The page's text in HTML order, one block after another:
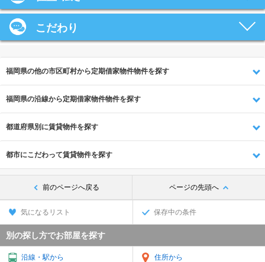
こだわり
福岡県の他の市区町村から定期借家物件物件を探す
福岡県の沿線から定期借家物件物件を探す
都道府県別に賃貸物件を探す
都市にこだわって賃貸物件を探す
前のページへ戻る ページの先頭へ
気になるリスト 保存中の条件
別の探し方でお部屋を探す
沿線・駅から 住所から